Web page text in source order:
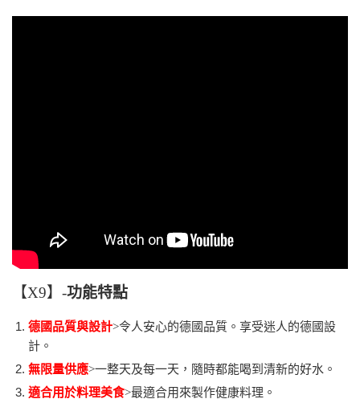
【X9】-功能特點
德國品質與設計>令人安心的德國品質。享受迷人的德國設
計。
無限量供應>一整天及每一天，隨時都能喝到清新的好水。
適合用於料理美食>最適合用來製作健康料理。